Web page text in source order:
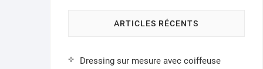
ARTICLES RÉCENTS
Dressing sur mesure avec coiffeuse